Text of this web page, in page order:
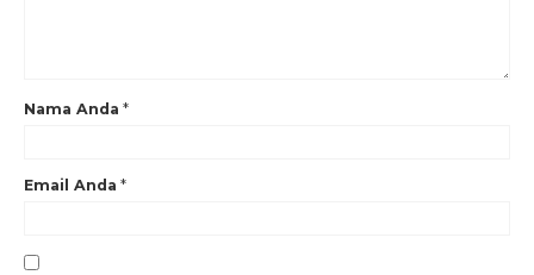
Nama Anda *
Email Anda *